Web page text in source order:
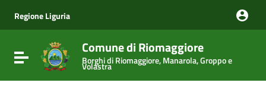
Vai al menu di navigazione
Vai al footer
Regione Liguria
Attiva / disattiva la navigazione
Comune di Riomaggiore
Borghi di Riomaggiore, Manarola, Groppo e
Volastra